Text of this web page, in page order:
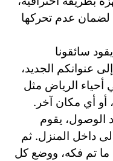
عدم تحركها
يقود سائقونا
عنوانكم الجديد،
أحياء الرياض مثل
أي مكان آخر.
الوصول، يقوم
إلى داخل المنزل. ثم
ما تم فكه، ووضع كل